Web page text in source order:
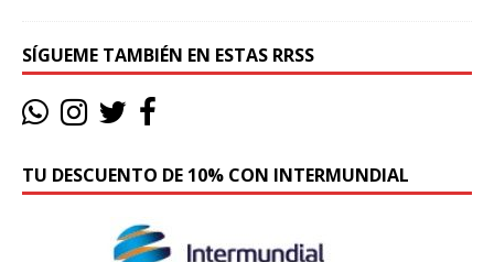
SÍGUEME TAMBIÉN EN ESTAS RRSS
TU DESCUENTO DE 10% CON INTERMUNDIAL